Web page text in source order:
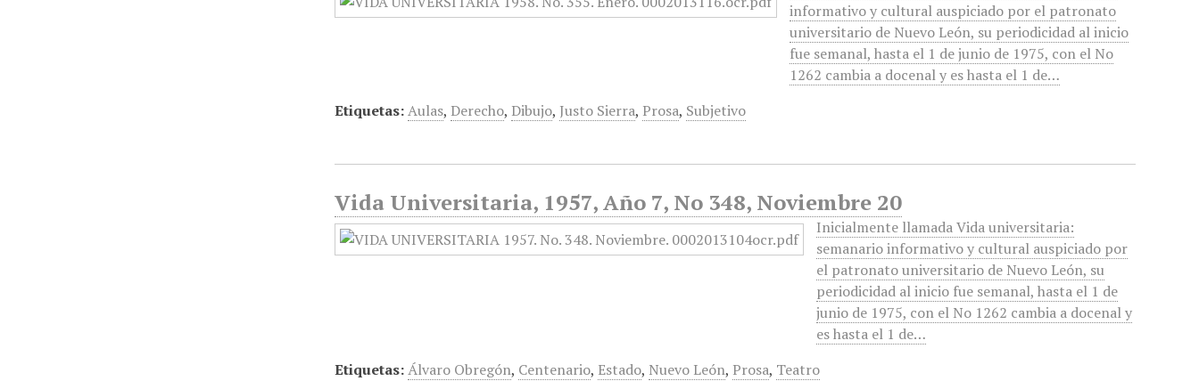
informativo y cultural auspiciado por el patronato
universitario de Nuevo León, su periodicidad al inicio
fue semanal, hasta el 1 de junio de 1975, con el No
1262 cambia a docenal y es hasta el 1 de…
Etiquetas:Aulas, Derecho, Dibujo, Justo Sierra, Prosa, Subjetivo
Vida Universitaria, 1957, Año 7, No 348, Noviembre 20
Inicialmente llamada Vida universitaria:
semanario informativo y cultural auspiciado por
el patronato universitario de Nuevo León, su
periodicidad al inicio fue semanal, hasta el 1 de
junio de 1975, con el No 1262 cambia a docenal y
es hasta el 1 de…
Etiquetas:Álvaro Obregón, Centenario, Estado, Nuevo León, Prosa, Teatro